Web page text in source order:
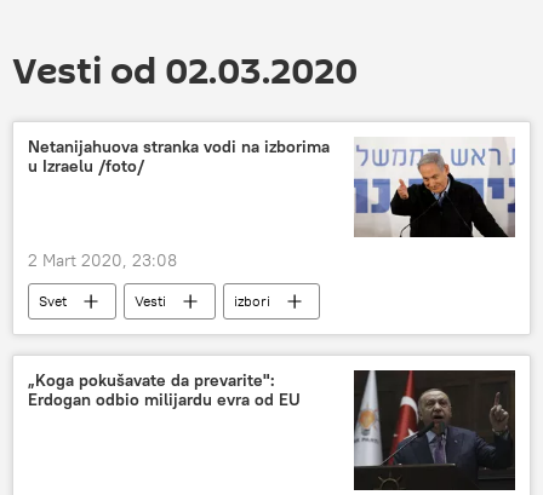
Vesti od 02.03.2020
Netanijahuova stranka vodi na izborima
u Izraelu /foto/
2 Mart 2020, 23:08
Svet Vesti
izbori
Benjamin Netanijahu
„Koga pokušavate da prevarite":
Erdogan odbio milijardu evra od EU